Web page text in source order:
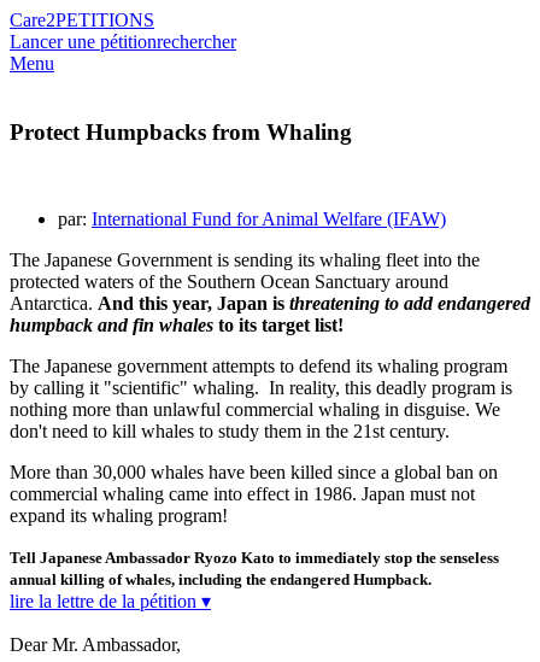
Care2PETITIONS
Lancer une pétitionrechercher
Menu
Protect Humpbacks from Whaling
par: International Fund for Animal Welfare (IFAW)
The Japanese Government is sending its whaling fleet into the
protected waters of the Southern Ocean Sanctuary around
Antarctica. And this year, Japan is threatening to add endangered
humpback and fin whales to its target list!
The Japanese government attempts to defend its whaling program
by calling it "scientific" whaling. In reality, this deadly program is
nothing more than unlawful commercial whaling in disguise. We
don't need to kill whales to study them in the 21st century.
More than 30,000 whales have been killed since a global ban on
commercial whaling came into effect in 1986. Japan must not
expand its whaling program!
Tell Japanese Ambassador Ryozo Kato to immediately stop the senseless
annual killing of whales, including the endangered Humpback.
lire la lettre de la pétition ▾
Dear Mr. Ambassador,